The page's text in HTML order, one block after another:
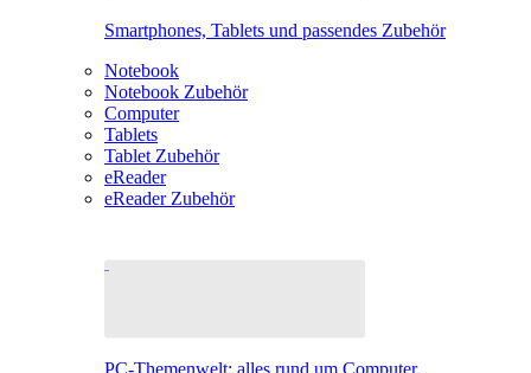
Smartphones, Tablets und passendes Zubehör
Notebook
Notebook Zubehör
Computer
Tablets
Tablet Zubehör
eReader
eReader Zubehör
PC-Themenwelt: alles rund um Computer,